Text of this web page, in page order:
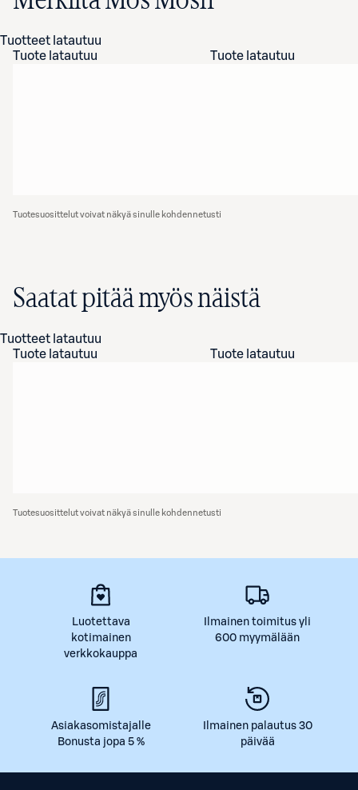
Tuotteet latautuu
Tuote latautuu
Tuote latautuu
Tuotesuosittelut voivat näkyä sinulle kohdennetusti
Saatat pitää myös näistä
Tuotteet latautuu
Tuote latautuu
Tuote latautuu
Tuotesuosittelut voivat näkyä sinulle kohdennetusti
Luotettava
kotimainen
verkkokauppa
Ilmainen toimitus yli
600 myymälään
Asiakasomistajalle
Bonusta jopa 5 %
Ilmainen palautus 30
päivää